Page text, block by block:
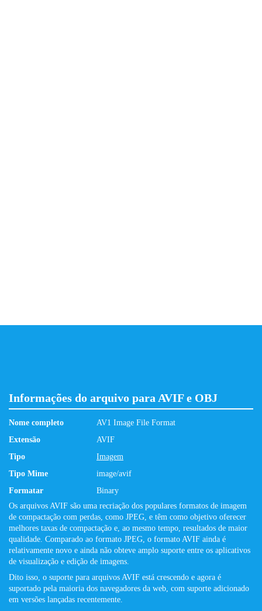
Informações do arquivo para AVIF e OBJ
Nome completo
AV1 Image File Format
Extensão
AVIF
Tipo
Imagem
Tipo Mime
image/avif
Formatar
Binary
Os arquivos AVIF são uma recriação dos populares formatos de imagem
de compactação com perdas, como JPEG, e têm como objetivo oferecer
melhores taxas de compactação e, ao mesmo tempo, resultados de maior
qualidade. Comparado ao formato JPEG, o formato AVIF ainda é
relativamente novo e ainda não obteve amplo suporte entre os aplicativos
de visualização e edição de imagens.
Dito isso, o suporte para arquivos AVIF está crescendo e agora é
suportado pela maioria dos navegadores da web, com suporte adicionado
em versões lançadas recentemente.